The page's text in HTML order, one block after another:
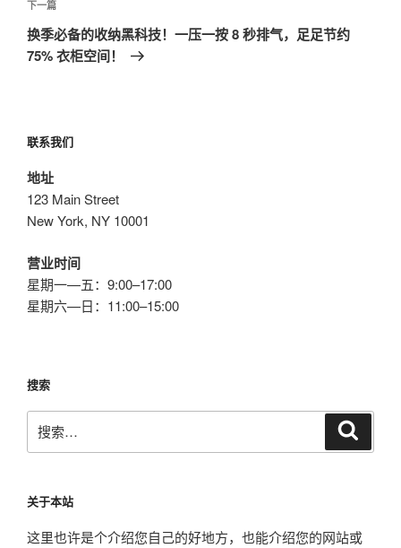
章
下
一
篇
下一篇
换季必备的收纳黑科技！一压一按 8 秒排气，足足节约
75% 衣柜空间！
联系我们
地址
123 Main Street
New York, NY 10001
营业时间
星期一—五：9:00–17:00
星期六—日：11:00–15:00
搜索
索：
关于本站
这里也许是个介绍您自己的好地方，也能介绍您的网站或